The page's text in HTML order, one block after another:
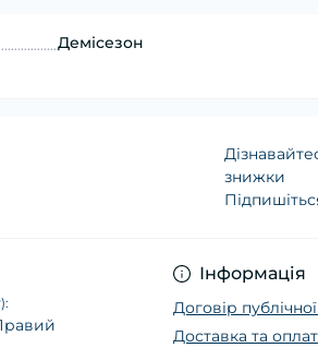
Демісезон
знижки
Інформація
Договір
Доставка та